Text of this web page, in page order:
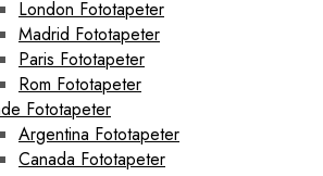
London Fototapeter
Madrid Fototapeter
Paris Fototapeter
Rom Fototapeter
Fototapeter
Argentina Fototapeter
Canada Fototapeter